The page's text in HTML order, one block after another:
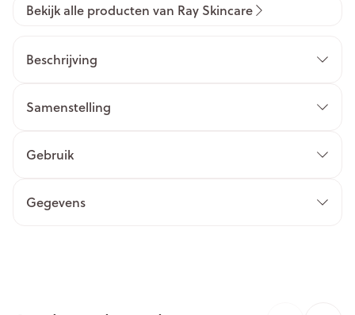
Bekijk alle producten van Ray Skincare
Beschrijving
Samenstelling
Gebruik
Gegevens